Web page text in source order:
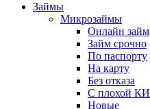
Займы
Микрозаймы
Онлайн займ
Займ срочно
По паспорту
На карту
Без отказа
С плохой КИ
Новые